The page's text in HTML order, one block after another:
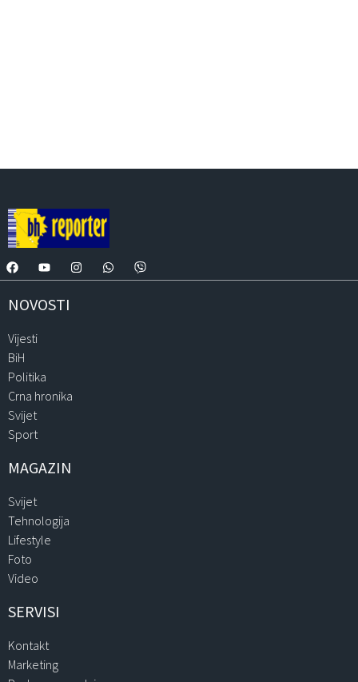
NOVOSTI
Vijesti
BiH
Politika
Crna hronika
Svijet
Sport
MAGAZIN
Svijet
Tehnologija
Lifestyle
Foto
Video
SERVISI
Kontakt
Marketing